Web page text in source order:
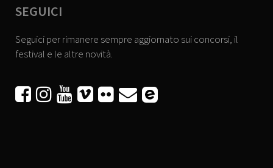
SEGUICI
Seguici per rimanere sempre aggiornato sui concorsi, il
festival e le altre novità.
     